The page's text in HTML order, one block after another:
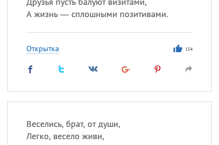
А жизнь — сплошными позитивами.
Открытка 154
Веселись, брат, от души,
Легко, весело живи,